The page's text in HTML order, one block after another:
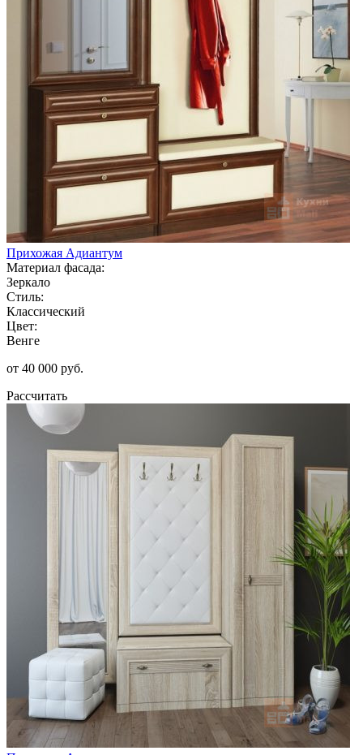
Прихожая Адиантум
Материал фасада:
Зеркало
Стиль:
Классический
Цвет:
Венге
от 40 000 руб.
Рассчитать